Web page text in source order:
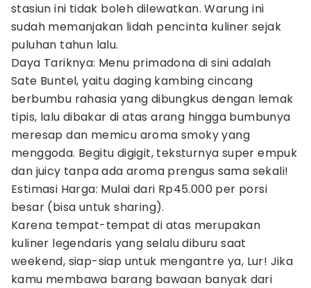
stasiun ini tidak boleh dilewatkan. Warung ini
sudah memanjakan lidah pencinta kuliner sejak
puluhan tahun lalu.
Daya Tariknya: Menu primadona di sini adalah
Sate Buntel, yaitu daging kambing cincang
berbumbu rahasia yang dibungkus dengan lemak
tipis, lalu dibakar di atas arang hingga bumbunya
meresap dan memicu aroma smoky yang
menggoda. Begitu digigit, teksturnya super empuk
dan juicy tanpa ada aroma prengus sama sekali!
Estimasi Harga: Mulai dari Rp45.000 per porsi
besar (bisa untuk sharing).
Karena tempat-tempat di atas merupakan
kuliner legendaris yang selalu diburu saat
weekend, siap-siap untuk mengantre ya, Lur! Jika
kamu membawa barang bawaan banyak dari